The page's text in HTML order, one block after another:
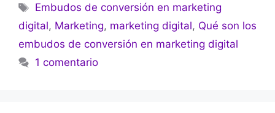
Embudos de conversión en marketing
digital, Marketing, marketing digital, Qué son los
embudos de conversión en marketing digital
1 comentario